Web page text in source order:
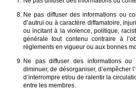
Ne pas diffuser des informations ou
d’autrui ou à caractère diffamatoire,
ou incitant à la violence, politique,
générale tout contenu contraire à
règlements en vigueur ou aux bonnes
Ne pas diffuser des informations
diminuer, de désorganiser, d’empêcher
d’interrompre et/ou de ralentir la
entre les membres.